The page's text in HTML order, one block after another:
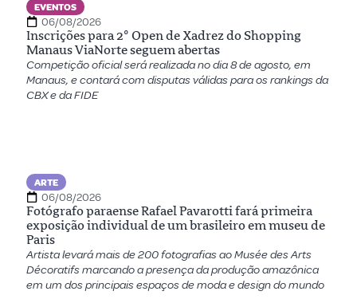
EVENTOS
06/08/2026
Inscrições para 2º Open de Xadrez do Shopping
Manaus ViaNorte seguem abertas
Competição oficial será realizada no dia 8 de agosto, em
Manaus, e contará com disputas válidas para os rankings da
CBX e da FIDE
ARTE
06/08/2026
Fotógrafo paraense Rafael Pavarotti fará primeira
exposição individual de um brasileiro em museu de
Paris
Artista levará mais de 200 fotografias ao Musée des Arts
Décoratifs marcando a presença da produção amazônica
em um dos principais espaços de moda e design do mundo